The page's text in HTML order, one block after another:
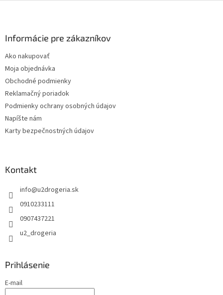
Informácie pre zákazníkov
Ako nakupovať
Moja objednávka
Obchodné podmienky
Reklamačný poriadok
Podmienky ochrany osobných údajov
Napíšte nám
Karty bezpečnostných údajov
Kontakt
info@u2drogeria.sk
0910233111
0907437221
u2_drogeria
Prihlásenie
E-mail